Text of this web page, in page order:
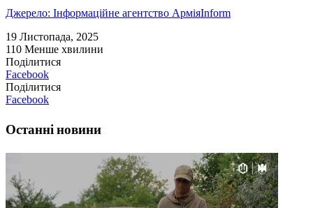
Джерело: Інформаційне агентство АрміяInform
19 Листопада, 2025
110 Менше хвилини
Поділитися
Facebook
Поділитися
Facebook
Останні новини